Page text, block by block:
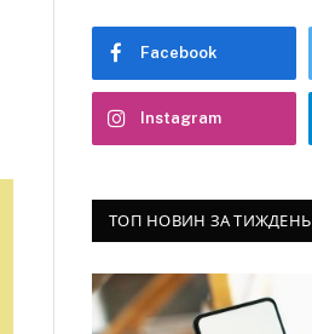
Facebook
Instagram
ТОП НОВИН ЗА ТИЖДЕНЬ